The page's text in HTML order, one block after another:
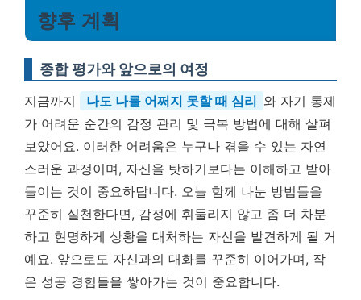
향후 계획
종합 평가와 앞으로의 여정
지금까지 나도 나를 어쩌지 못할 때 심리 와 자기 통제
가 어려운 순간의 감정 관리 및 극복 방법에 대해 살펴
보았어요. 이러한 어려움은 누구나 겪을 수 있는 자연
스러운 과정이며, 자신을 탓하기보다는 이해하고 받아
들이는 것이 중요하답니다. 오늘 함께 나눈 방법들을
꾸준히 실천한다면, 감정에 휘둘리지 않고 좀 더 차분
하고 현명하게 상황을 대처하는 자신을 발견하게 될 거
예요. 앞으로도 자신과의 대화를 꾸준히 이어가며, 작
은 성공 경험들을 쌓아가는 것이 중요합니다.